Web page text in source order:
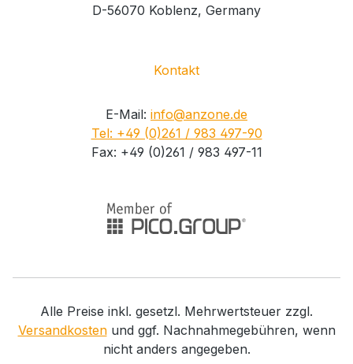
D-56070 Koblenz, Germany
Kontakt
E-Mail: info@anzone.de
Tel: +49 (0)261 / 983 497-90
Fax: +49 (0)261 / 983 497-11
Alle Preise inkl. gesetzl. Mehrwertsteuer zzgl.
Versandkostenund ggf. Nachnahmegebühren, wenn
nicht anders angegeben.